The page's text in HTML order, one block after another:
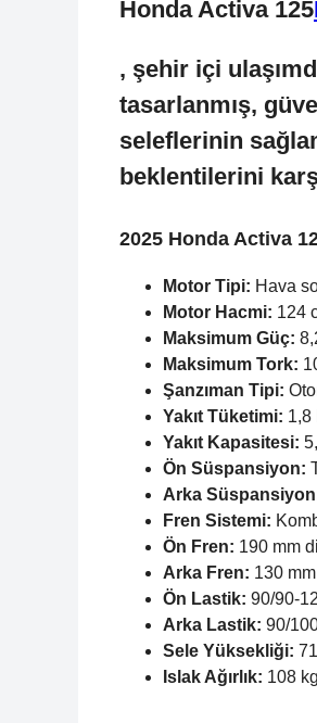
Honda Activa 125
, şehir içi
tasarlanmış,
seleflerinin
beklentilerini
2025 Honda Activa
Motor Tipi: Hava
Motor Hacmi: 124
Maksimum Güç:
Maksimum Tork:
Şanzıman Tipi:
Yakıt Tüketimi: 1,8
Yakıt Kapasitesi:
Ön Süspansiyon:
Arka
Fren Sistemi:
Ön Fren: 190 mm
Arka Fren: 130
Ön Lastik: 90/90-
Arka Lastik: 90/
Sele Yüksekliği:
Islak Ağırlık: 108 kg